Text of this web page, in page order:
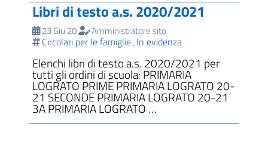
Libri di testo a.s. 2020/2021
23 Giu 20 Amministratore sito
Circolari per le famiglie, In evidenza
Elenchi libri di testo a.s. 2020/2021 per
tutti gli ordini di scuola: PRIMARIA
LOGRATO PRIME PRIMARIA LOGRATO 20-
21 SECONDE PRIMARIA LOGRATO 20-21
3A PRIMARIA LOGRATO …